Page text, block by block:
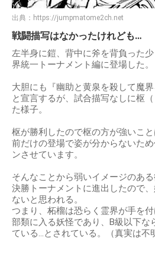
出典： https://jumpmatome2ch.net
戦闘描写はなかったけれども…
左半身に鎧、背中に斧を背負った
界統一トーナメント編に登場した。
大胆にも『幽助と黄泉を殺して魔
と宣言するが、試合描写なしに枢
た様子。
枢が勝利したので枢の方が強いこ
前だけの登場で姿が分からないた
ンさせています。
そんなことから弱いイメージのあ
決勝トーナメントに進出したので
ないと思われる。
つまり、柘榴は恐らく霊界が手を
部類に入る妖怪であり、B級以下な
ている…とされている。（真実は不